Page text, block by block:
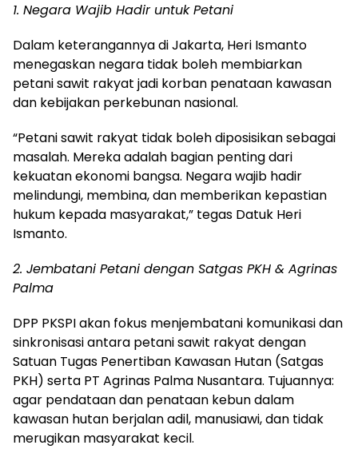
1. Negara Wajib Hadir untuk Petani
Dalam keterangannya di Jakarta, Heri Ismanto
menegaskan negara tidak boleh membiarkan
petani sawit rakyat jadi korban penataan kawasan
dan kebijakan perkebunan nasional.
“Petani sawit rakyat tidak boleh diposisikan sebagai
masalah. Mereka adalah bagian penting dari
kekuatan ekonomi bangsa. Negara wajib hadir
melindungi, membina, dan memberikan kepastian
hukum kepada masyarakat,” tegas Datuk Heri
Ismanto.
2. Jembatani Petani dengan Satgas PKH & Agrinas
Palma
DPP PKSPI akan fokus menjembatani komunikasi dan
sinkronisasi antara petani sawit rakyat dengan
Satuan Tugas Penertiban Kawasan Hutan (Satgas
PKH) serta PT Agrinas Palma Nusantara. Tujuannya:
agar pendataan dan penataan kebun dalam
kawasan hutan berjalan adil, manusiawi, dan tidak
merugikan masyarakat kecil.